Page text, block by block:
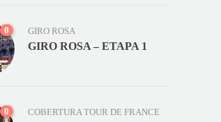
0 GIRO ROSA
GIRO ROSA – ETAPA 1
0
COBERTURA TOUR DE FRANCE